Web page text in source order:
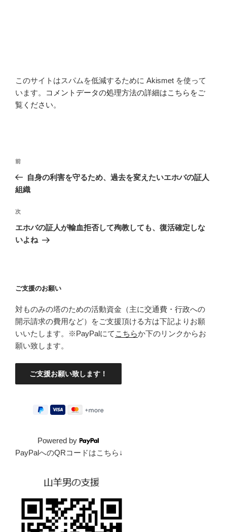
このサイトはスパムを低減するために Akismet を使って
います。
コメントデータの処理方法の詳細はこちらをご
覧ください。
投
ナ
ゲ
ー
シ
前
の
投
前
自身の利害を守るため、過去を変えたいエホバの証人
組織
次
の
投
次
エホバの証人が輸血拒否して殉教しても、復活確定しな
いよね
ご支援のお願い
対ものみの塔のための活動資金（主に交通費・行政への
開示請求の費用など）をご支援頂ける方は下記よりお願
いいたします。※PayPalにて こちらか下のリンクからお
願い致します。
Powered by
PayPalへのQRコードはこちら↓